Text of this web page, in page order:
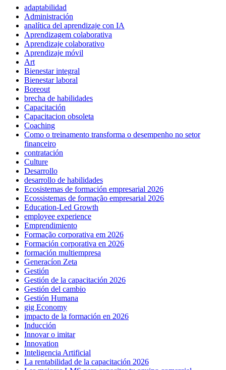
adaptabilidad
Administración
analítica del aprendizaje con IA
Aprendizagem colaborativa
Aprendizaje colaborativo
Aprendizaje móvil
Art
Bienestar integral
Bienestar laboral
Boreout
brecha de habilidades
Capacitación
Capacitacion obsoleta
Coaching
Como o treinamento transforma o desempenho no setor
financeiro
contratación
Culture
Desarrollo
desarrollo de habilidades
Ecosistemas de formación empresarial 2026
Ecossistemas de formação empresarial 2026
Education-Led Growth
employee experience
Emprendimiento
Formação corporativa em 2026
Formación corporativa en 2026
formación multiempresa
Generacíon Zeta
Gestión
Gestión de la capacitación 2026
Gestión del cambio
Gestión Humana
gig Economy
impacto de la formación en 2026
Inducción
Innovar o imitar
Innovation
Inteligencia Artificial
La rentabilidad de la capacitación 2026